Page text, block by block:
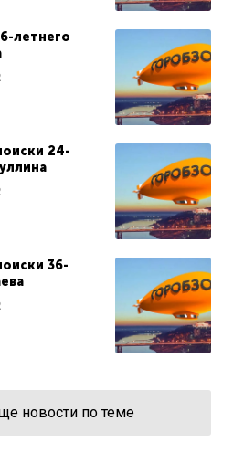
летнего
24-
36-
новости по теме